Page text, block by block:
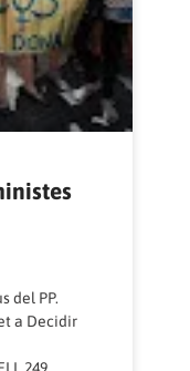
del PP.
a Decidir